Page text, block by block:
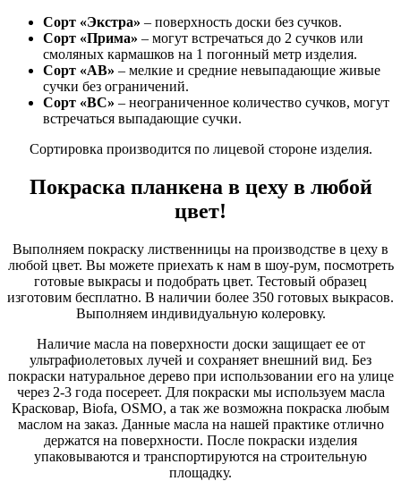
Сорт «Экстра» – поверхность доски без сучков.
Сорт «Прима» – могут встречаться до 2 сучков или
смоляных кармашков на 1 погонный метр изделия.
Сорт «АВ» – мелкие и средние невыпадающие живые
сучки без ограничений.
Сорт «ВС» – неограниченное количество сучков, могут
встречаться выпадающие сучки.
Сортировка производится по лицевой стороне изделия.
Покраска планкена в цеху в любой
цвет!
Выполняем покраску лиственницы на производстве в цеху в
любой цвет. Вы можете приехать к нам в шоу-рум, посмотреть
готовые выкрасы и подобрать цвет. Тестовый образец
изготовим бесплатно. В наличии более 350 готовых выкрасов.
Выполняем индивидуальную колеровку.
Наличие масла на поверхности доски защищает ее от
ультрафиолетовых лучей и сохраняет внешний вид. Без
покраски натуральное дерево при использовании его на улице
через 2-3 года посереет. Для покраски мы используем масла
Красковар, Biofa, OSMO, а так же возможна покраска любым
маслом на заказ. Данные масла на нашей практике отлично
держатся на поверхности. После покраски изделия
упаковываются и транспортируются на строительную
площадку.